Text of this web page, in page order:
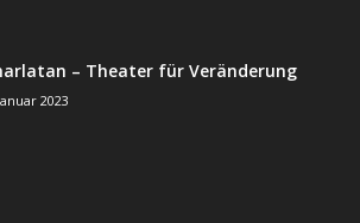
– Theater für Veränderung
2023